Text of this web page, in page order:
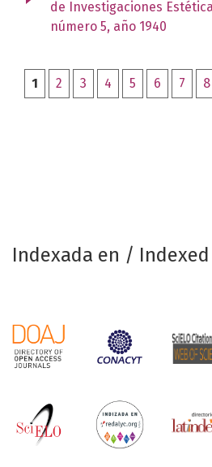
de Investigaciones
número 5, año 1940
1 2 3 4 5 6 7 8
Indexada en /